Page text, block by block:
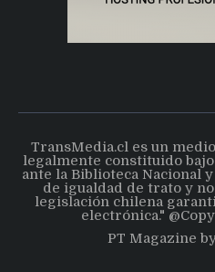
TransMedia.cl es un
legalmente constituido
ante la Biblioteca Nacional
de igualdad de trato y
legislación chilena
electrónica."
PT Magazine